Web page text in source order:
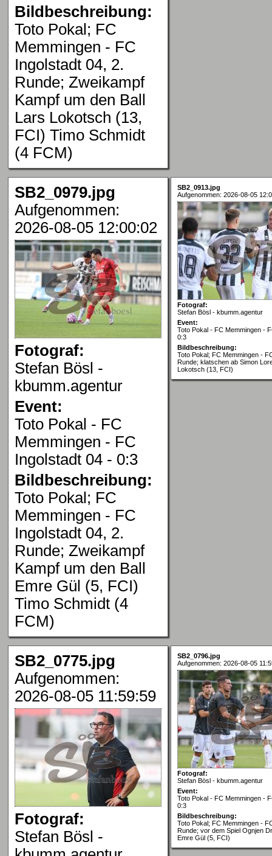
Bildbeschreibung:
Toto Pokal; FC
Memmingen - FC
Ingolstadt 04, 2.
Runde; Zweikampf
Kampf um den Ball
Lars Lokotsch (13,
FCI) Timo Schmidt
(4 FCM)
SB2_0979.jpg
Aufgenommen:
2026-08-05 12:00:02
Fotograf:
Stefan Bösl -
kbumm.agentur
Event:
Toto Pokal - FC
Memmingen - FC
Ingolstadt 04 - 0:3
Bildbeschreibung:
Toto Pokal; FC
Memmingen - FC
Ingolstadt 04, 2.
Runde; Zweikampf
Kampf um den Ball
Emre Gül (5, FCI)
Timo Schmidt (4
FCM)
SB2_0913.jpg
Aufgenommen: 2026-08-05
Fotograf:
Stefan Bösl - kbumm.agentur
Event:
Toto Pokal - FC Memmingen -
0:3
Bildbeschreibung:
Toto Pokal; FC Memmingen -
Runde; klatschen ab Simon
Lokotsch (13, FCI)
SB2_0775.jpg
Aufgenommen:
2026-08-05 11:59:59
Fotograf:
Stefan Bösl -
SB2_0796.jpg
Aufgenommen: 2026-08-05
Fotograf:
Stefan Bösl - kbumm.agentur
Event:
Toto Pokal - FC Memmingen -
0:3
Bildbeschreibung:
Toto Pokal; FC Memmingen -
Runde; vor dem Spiel Ognjen
Emre Gül (5, FCI)